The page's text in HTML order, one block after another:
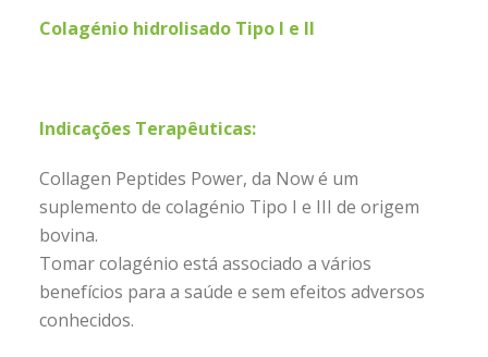
Colagénio hidrolisado Tipo I e II
Indicações Terapêuticas:
Collagen Peptides Power, da Now é um
suplemento de colagénio Tipo I e III de origem
bovina.
Tomar colagénio está associado a vários
benefícios para a saúde e sem efeitos adversos
conhecidos.